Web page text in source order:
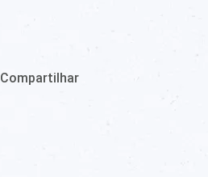
Compartilhar